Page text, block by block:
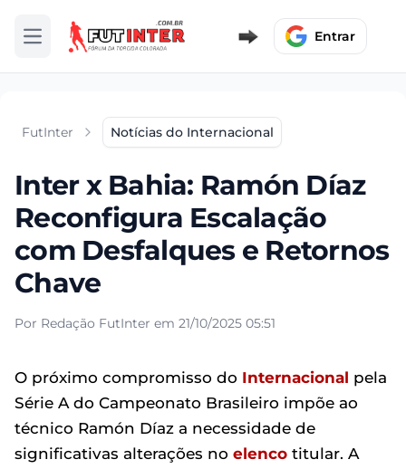
Abrir menu Entrar
FutInter Notícias do Internacional
Inter x Bahia: Ramón Díaz
Reconfigura Escalação
com Desfalques e Retornos
Chave
Por Redação FutInter em 21/10/2025 05:51
O próximo compromisso do Internacional pela
Série A do Campeonato Brasileiro impõe ao
técnico Ramón Díaz a necessidade de
significativas alterações no elenco titular. A